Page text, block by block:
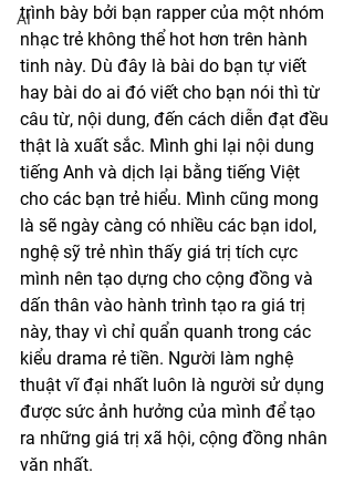
AI
trình bày bởi bạn rapper của một nhóm
nhạc trẻ không thể hot hơn trên hành
tinh này. Dù đây là bài do bạn tự viết
hay bài do ai đó viết cho bạn nói thì từ
câu từ, nội dung, đến cách diễn đạt đều
thật là xuất sắc. Mình ghi lại nội dung
tiếng Anh và dịch lại bằng tiếng Việt
cho các bạn trẻ hiểu. Mình cũng mong
là sẽ ngày càng có nhiều các bạn idol,
nghệ sỹ trẻ nhìn thấy giá trị tích cực
mình nên tạo dựng cho cộng đồng và
dấn thân vào hành trình tạo ra giá trị
này, thay vì chỉ quẩn quanh trong các
kiểu drama rẻ tiền. Người làm nghệ
thuật vĩ đại nhất luôn là người sử dụng
được sức ảnh hưởng của mình để tạo
ra những giá trị xã hội, cộng đồng nhân
văn nhất.